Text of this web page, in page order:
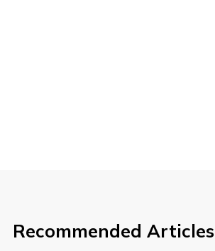
Recommended Articles